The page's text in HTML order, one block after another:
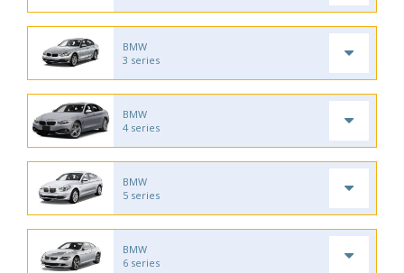
BMW
3 series
BMW
4 series
BMW
5 series
BMW
6 series